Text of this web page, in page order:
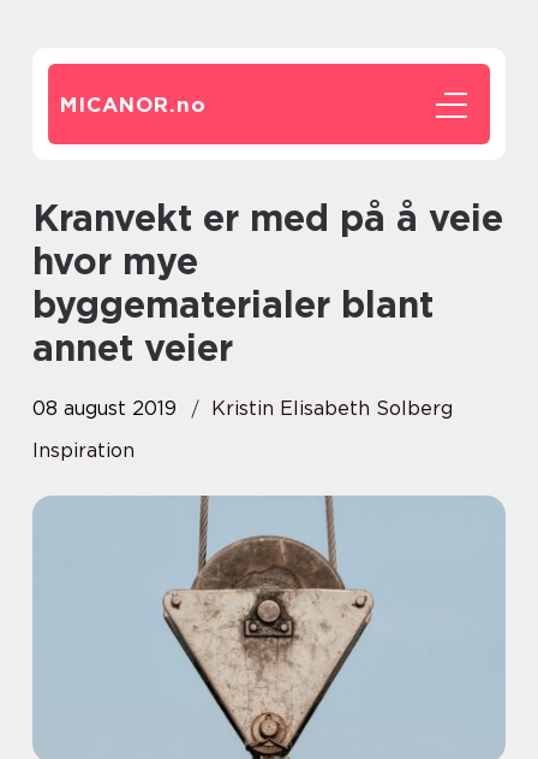
MICANOR.no
Kranvekt er med på å veie
hvor mye
byggematerialer blant
annet veier
08 august 2019
Kristin Elisabeth Solberg
Inspiration